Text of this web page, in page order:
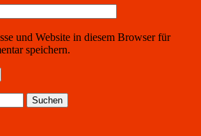
und Website in diesem Browser für
speichern.